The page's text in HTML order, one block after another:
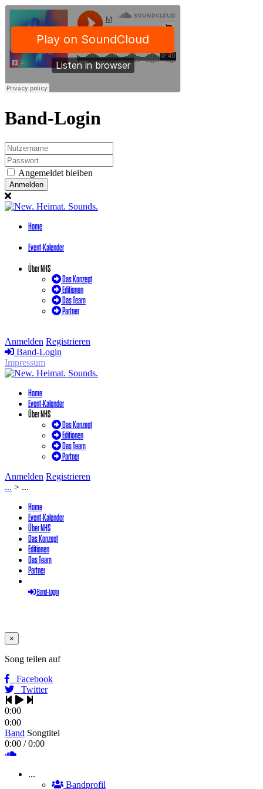
Band-Login
Angemeldet bleiben
Anmelden
Home
Event-Kalender
Über NHS
Das Konzept
Editionen
Das Team
Partner
Anmelden Registrieren
Band-Login
Impressum
Home
Event-Kalender
Über NHS
Das Konzept
Editionen
Das Team
Partner
Anmelden Registrieren
... > ...
Home
Event-Kalender
Über NHS
Das Konzept
Editionen
Das Team
Partner
Band-Login
×
Song teilen auf
Facebook
Twitter
0:00
0:00
Band Songtitel
0:00 / 0:00
...
Bandprofil